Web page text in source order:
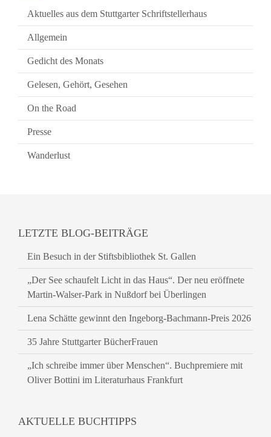
Aktuelles aus dem Stuttgarter Schriftstellerhaus
Allgemein
Gedicht des Monats
Gelesen, Gehört, Gesehen
On the Road
Presse
Wanderlust
LETZTE BLOG-BEITRÄGE
Ein Besuch in der Stiftsbibliothek St. Gallen
„Der See schaufelt Licht in das Haus“. Der neu eröffnete
Martin-Walser-Park in Nußdorf bei Überlingen
Lena Schätte gewinnt den Ingeborg-Bachmann-Preis 2026
35 Jahre Stuttgarter BücherFrauen
„Ich schreibe immer über Menschen“. Buchpremiere mit
Oliver Bottini im Literaturhaus Frankfurt
AKTUELLE BUCHTIPPS